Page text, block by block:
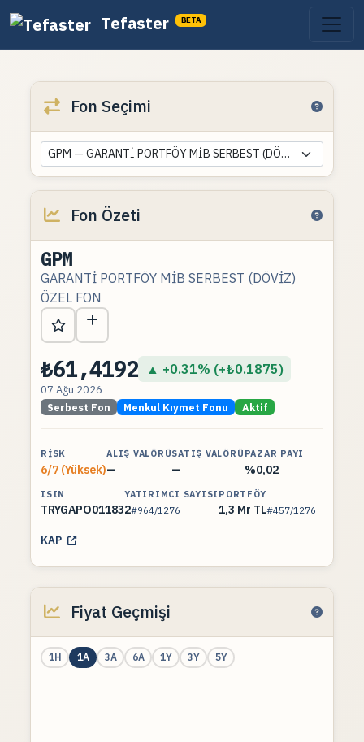
Tefaster BETA
Fon Seçimi
GPM — GARANTİ PORTFÖY MİB SERBEST (DÖVİZ) ÖZEL FON
Fon Özeti
GPM
GARANTİ PORTFÖY MİB SERBEST (DÖVİZ)
ÖZEL FON
₺61,4192 ▲ +0.31% (+₺0.1875)
07 Ağu 2026
Serbest Fon Menkul Kıymet Fonu Aktif
RISK
6/7 (Yüksek)
ALIŞ VALÖRÜ
—
SATIŞ VALÖRÜ
—
PAZAR PAYI
%0,02
ISIN
TRYGAPO01183
YATIRIMCI SAYISI
2#964/1276
PORTFÖY
1,3 Mr TL#457/1276
KAP
Fiyat Geçmişi
1H 1A 3A 6A 1Y 3Y 5Y